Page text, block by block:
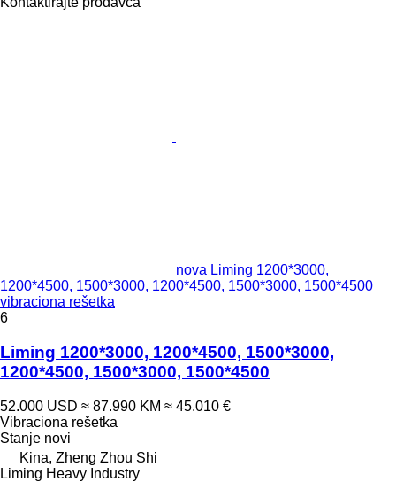
nova Liming 1200*3000,
1200*4500, 1500*3000, 1200*4500, 1500*3000, 1500*4500
vibraciona rešetka
6
Liming 1200*3000, 1200*4500, 1500*3000,
1200*4500, 1500*3000, 1500*4500
52.000 USD ≈ 87.990 KM ≈ 45.010 €
Vibraciona rešetka
Stanje novi
Kina, Zheng Zhou Shi
Liming Heavy Industry